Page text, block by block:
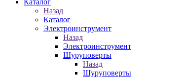
Каталог
Назад
Каталог
Электроинструмент
Назад
Электроинструмент
Шуруповерты
Назад
Шуруповерты